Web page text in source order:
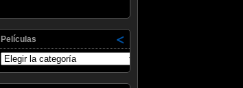
Películas
Películas